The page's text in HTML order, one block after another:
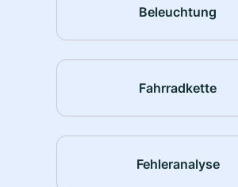
Beleuchtung
Fahrradkette
Fehleranalyse